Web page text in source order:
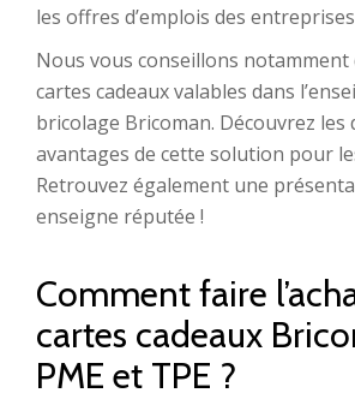
les offres d’emplois des
Nous vous conseillons notamment
cartes cadeaux valables dans
bricolage Bricoman. Découvrez les
avantages de cette solution pour
Retrouvez également une
enseigne réputée !
Comment faire
cartes cadeaux
PME et TPE ?